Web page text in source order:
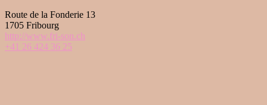
Route de la Fonderie 13
1705 Fribourg
http://www.fri-son.ch
+41 26 424 36 25